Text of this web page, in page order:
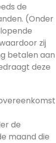
de
(Onder
zij
betalen aan
deze
de
maand die